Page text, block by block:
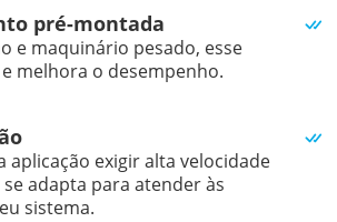
pré-montada
e maquinário pesado, esse
melhora o desempenho.
exigir alta velocidade
adapta para atender às
sistema.